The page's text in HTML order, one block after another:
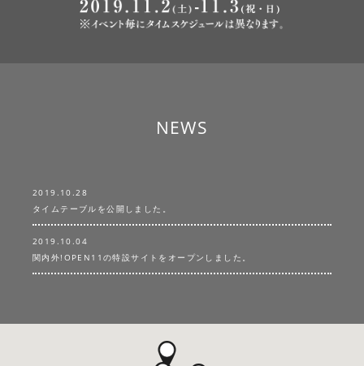
NEWS
2019.10.28
タイムテーブルを公開しました。
2019.10.04
関内外!OPEN11の特設サイトをオープンしました。